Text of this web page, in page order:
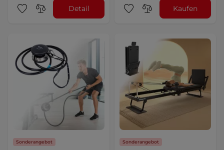
Detail Kaufen
Sonderangebot Sonderangebot